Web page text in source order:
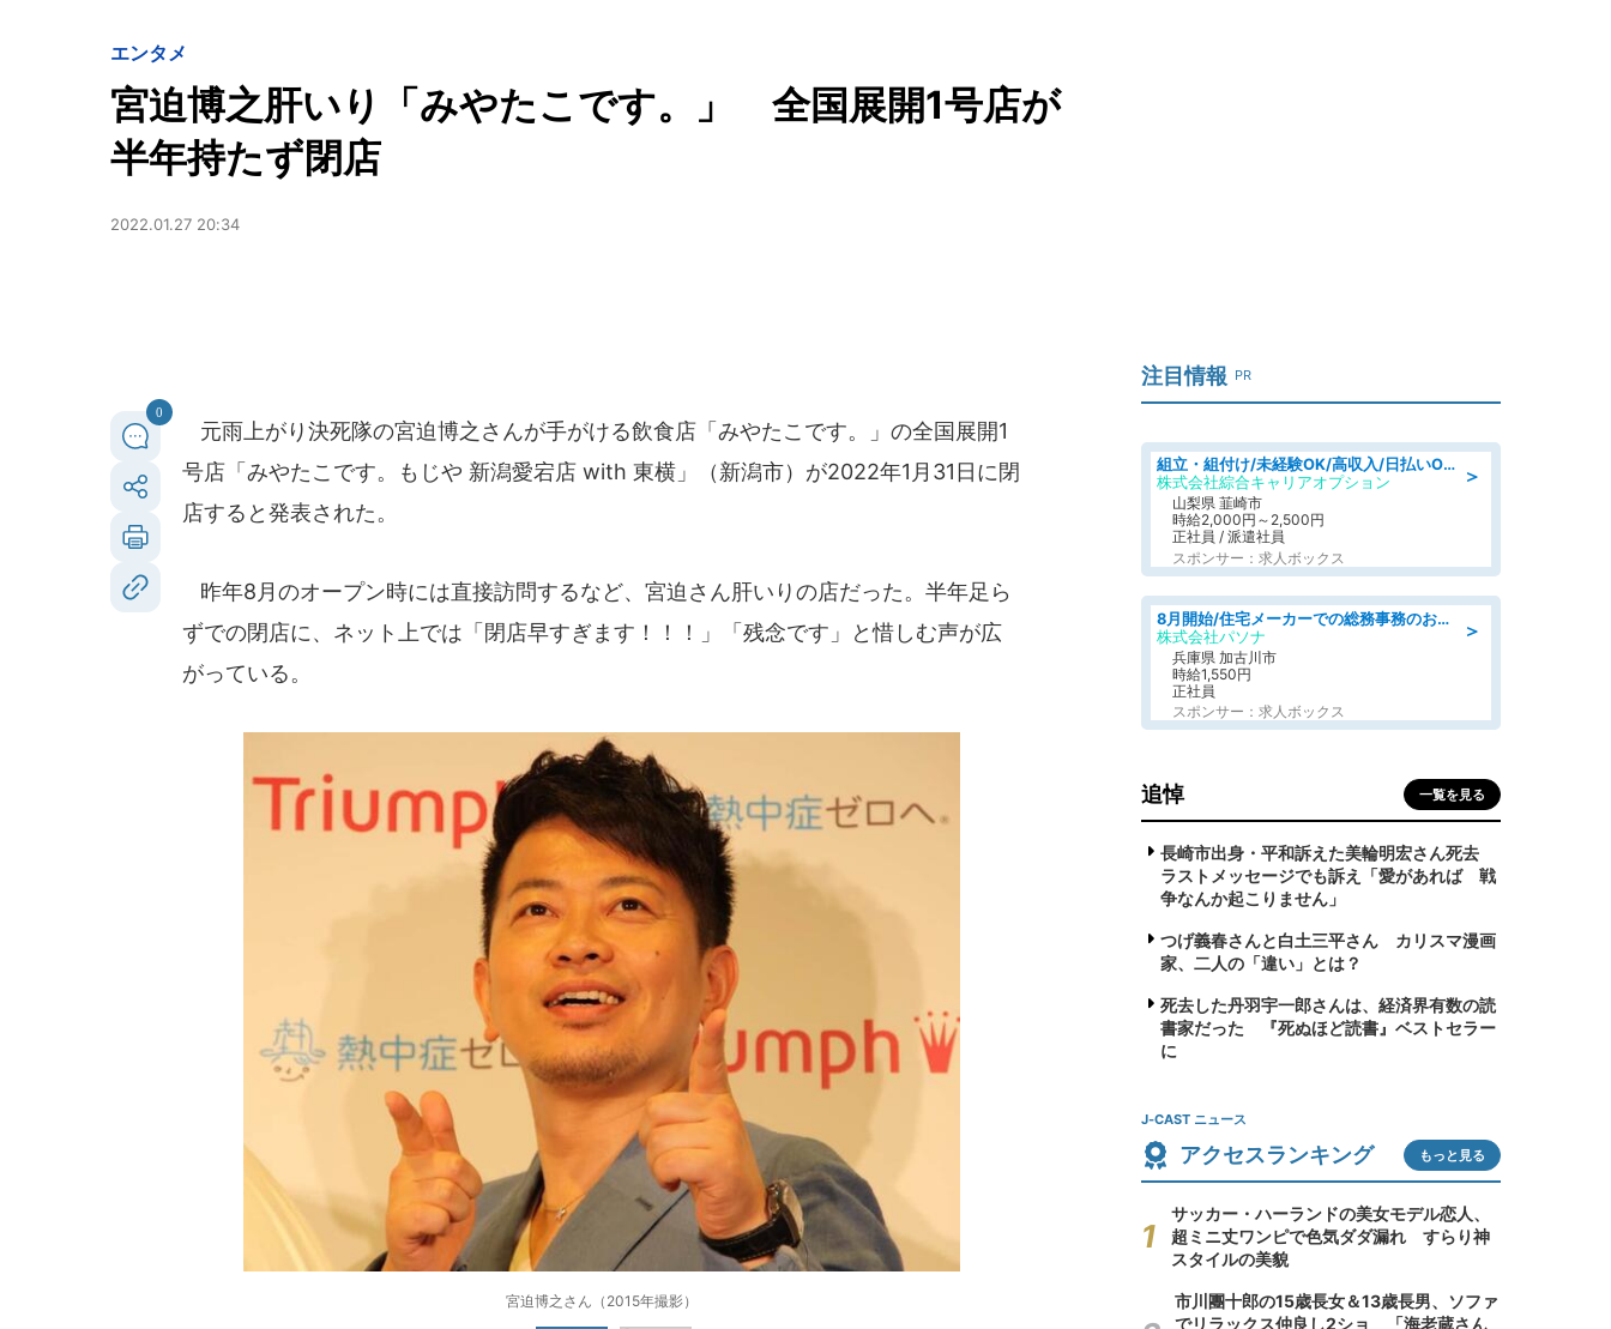
エンタメ
宮迫博之肝いり「みやたこです。」 全国展開1号店が
半年持たず閉店
2022.01.27 20:34
0
元雨上がり決死隊の宮迫博之さんが手がける飲食店「みやたこです。」の全国展開1
号店「みやたこです。もじや 新潟愛宕店 with 東横」（新潟市）が2022年1月31日に閉
店すると発表された。
昨年8月のオープン時には直接訪問するなど、宮迫さん肝いりの店だった。半年足ら
ずでの閉店に、ネット上では「閉店早すぎます！！！」「残念です」と惜しむ声が広
がっている。
宮迫博之さん（2015年撮影）
注目情報 PR
＞
組立・組付け/未経験OK/高収入/日払いOK/寮費無料/日勤
株式会社綜合キャリアオプション
山梨県 韮崎市
時給2,000円～2,500円
正社員 / 派遣社員
スポンサー：求人ボックス
＞
8月開始/住宅メーカーでの総務事務のお仕事/駅近/即日勤務可/一般事務/人事労務
株式会社パソナ
兵庫県 加古川市
時給1,550円
正社員
スポンサー：求人ボックス
追悼 一覧を見る
長崎市出身・平和訴えた美輪明宏さん死去
ラストメッセージでも訴え「愛があれば 戦
争なんか起こりません」
つげ義春さんと白土三平さん カリスマ漫画
家、二人の「違い」とは？
死去した丹羽宇一郎さんは、経済界有数の読
書家だった 『死ぬほど読書』ベストセラー
に
J-CAST ニュース
アクセスランキング もっと見る
サッカー・ハーランドの美女モデル恋人、
超ミニ丈ワンピで色気ダダ漏れ すらり神
スタイルの美貌
市川團十郎の15歳長女＆13歳長男、ソファ
でリラックス仲良し2ショ 「海老蔵さん